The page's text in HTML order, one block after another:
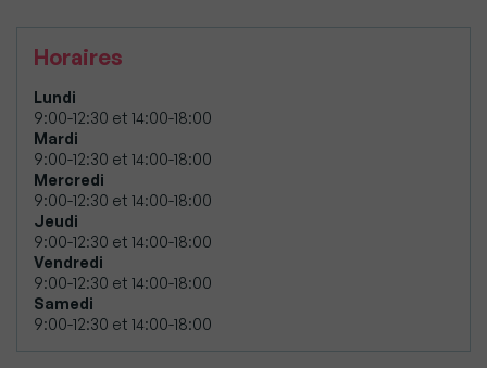
Horaires
Lundi
9:00-12:30 et 14:00-18:00
Mardi
9:00-12:30 et 14:00-18:00
Mercredi
9:00-12:30 et 14:00-18:00
Jeudi
9:00-12:30 et 14:00-18:00
Vendredi
9:00-12:30 et 14:00-18:00
Samedi
9:00-12:30 et 14:00-18:00